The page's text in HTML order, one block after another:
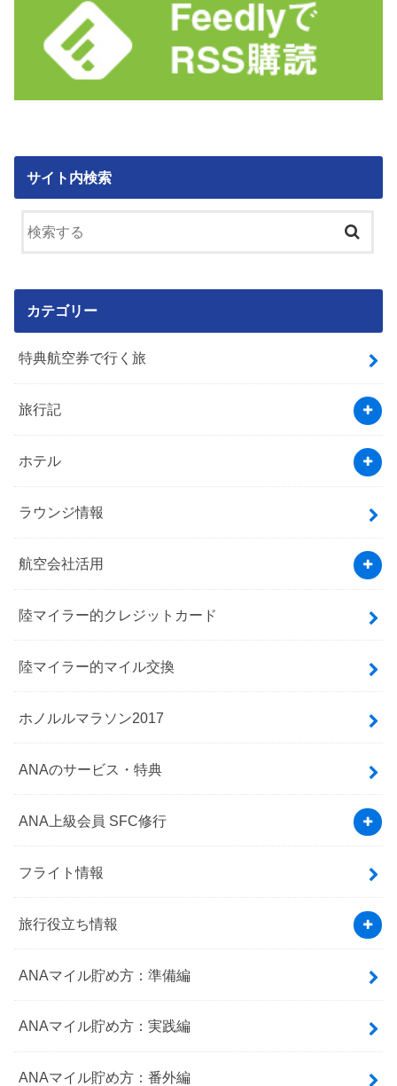
サイト内検索
カテゴリー
特典航空券で行く旅
旅行記
ホテル
ラウンジ情報
航空会社活用
陸マイラー的クレジットカード
陸マイラー的マイル交換
ホノルルマラソン2017
ANAのサービス・特典
ANA上級会員 SFC修行
フライト情報
旅行役立ち情報
ANAマイル貯め方：準備編
ANAマイル貯め方：実践編
ANAマイル貯め方：番外編